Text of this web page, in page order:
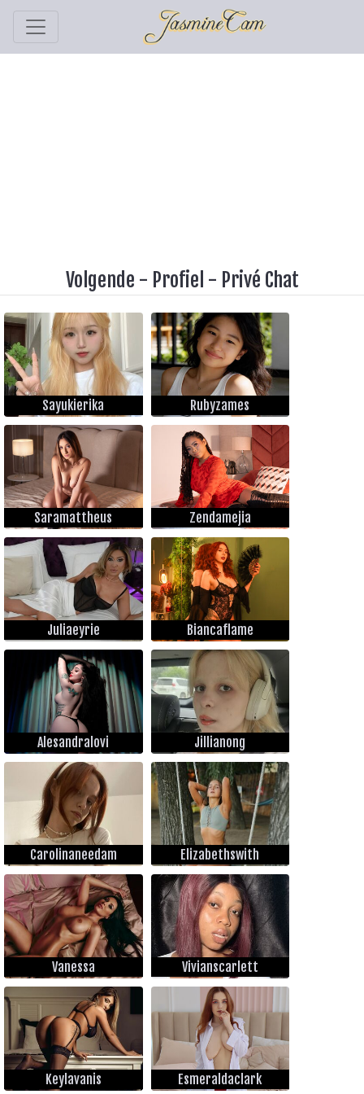
Volgende - Profiel - Privé Chat
Sayukierika Rubyzames
Saramattheus Zendamejia
Juliaeyrie Biancaflame
Alesandralovi Jillianong
Carolinaneedam Elizabethswith
Vanessa Vivianscarlett
Keylavanis Esmeraldaclark